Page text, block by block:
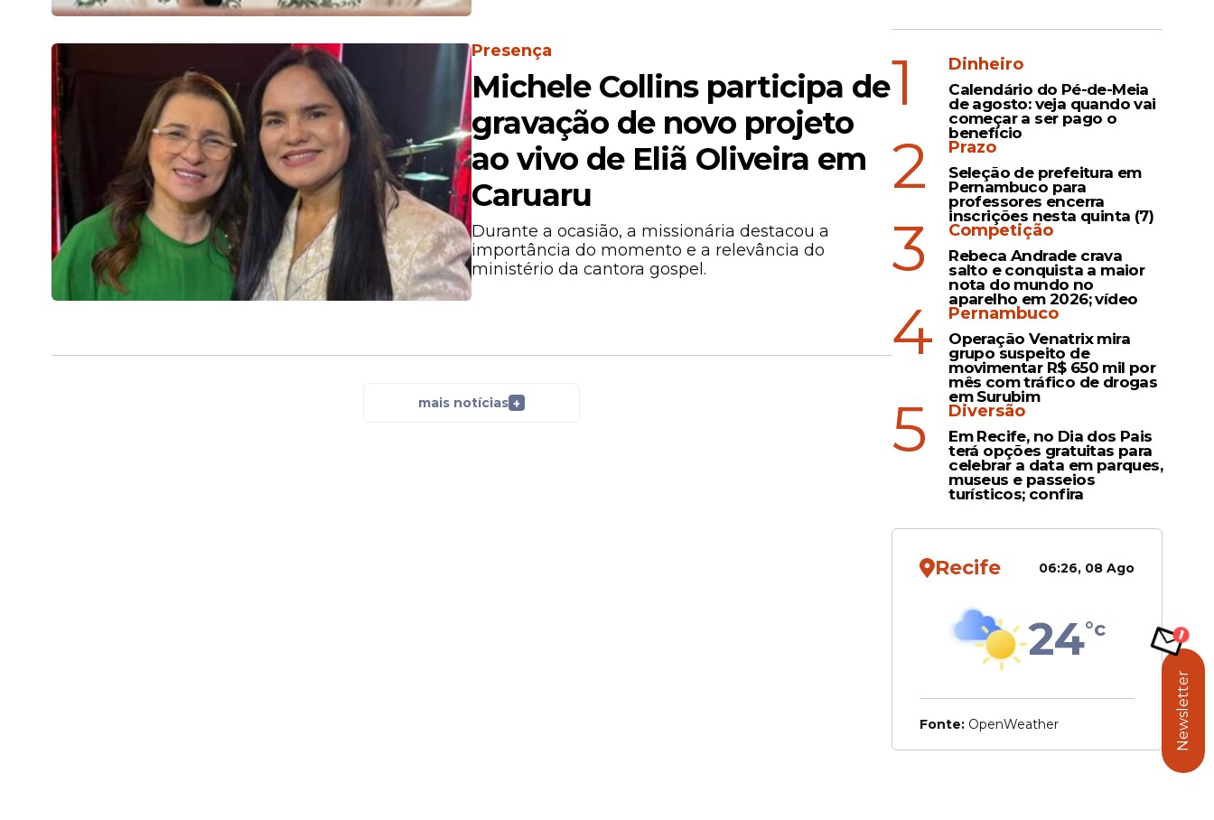
Presença
Michele Collins participa de
gravação de novo projeto
ao vivo de Eliã Oliveira em
Caruaru
Durante a ocasião, a missionária destacou a
importância do momento e a relevância do
ministério da cantora gospel.
mais notícias +
1 Dinheiro
Calendário do Pé-de-Meia
de agosto: veja quando vai
começar a ser pago o
benefício
2 Prazo
Seleção de prefeitura em
Pernambuco para
professores encerra
inscrições nesta quinta (7)
3 Competição
Rebeca Andrade crava
salto e conquista a maior
nota do mundo no
aparelho em 2026; vídeo
4 Pernambuco
Operação Venatrix mira
grupo suspeito de
movimentar R$ 650 mil por
mês com tráfico de drogas
em Surubim
5 Diversão
Em Recife, no Dia dos Pais
terá opções gratuitas para
celebrar a data em parques,
museus e passeios
turísticos; confira
Recife 06:26, 08 Ago
24°c
Fonte: OpenWeather Newsletter